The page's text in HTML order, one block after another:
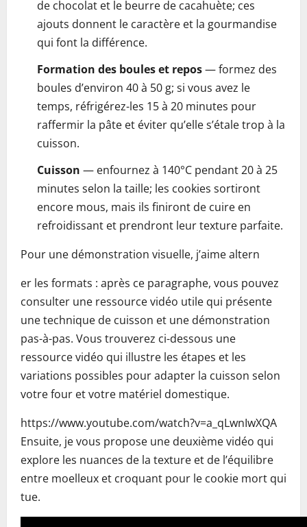
de chocolat et le beurre de cacahuète; ces
ajouts donnent le caractère et la gourmandise
qui font la différence.
Formation des boules et repos— formez des
boules d’environ 40 à 50 g; si vous avez le
temps, réfrigérez-les 15 à 20 minutes pour
raffermir la pâte et éviter qu’elle s’étale trop à la
cuisson.
Cuisson — enfournez à 140°C pendant 20 à 25
minutes selon la taille; les cookies sortiront
encore mous, mais ils finiront de cuire en
refroidissant et prendront leur texture parfaite.
Pour une démonstration visuelle, j’aime altern
er les formats : après ce paragraphe, vous pouvez
consulter une ressource vidéo utile qui présente
une technique de cuisson et une démonstration
pas-à-pas. Vous trouverez ci-dessous une
ressource vidéo qui illustre les étapes et les
variations possibles pour adapter la cuisson selon
votre four et votre matériel domestique.
https://www.youtube.com/watch?v=a_qLwnIwXQA
Ensuite, je vous propose une deuxième vidéo qui
explore les nuances de la texture et de l’équilibre
entre moelleux et croquant pour le cookie mort qui
tue.